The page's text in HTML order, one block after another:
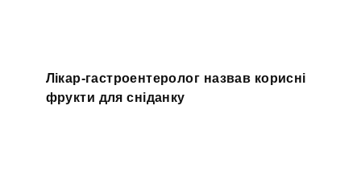
Лікар-гастроентеролог назвав корисні
фрукти для сніданку